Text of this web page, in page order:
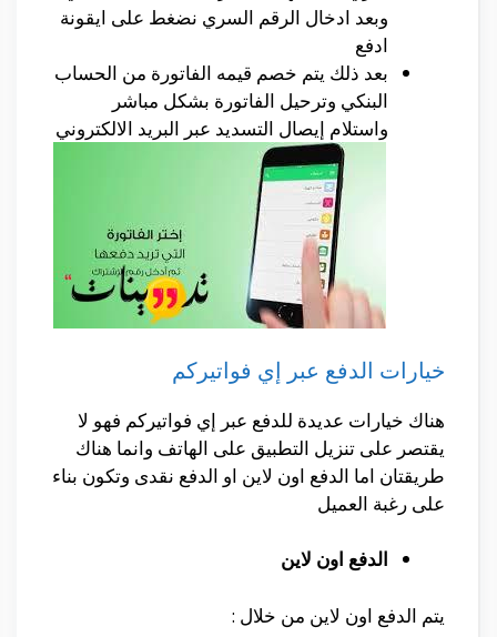
وبعد ادخال الرقم السري نضغط على ايقونة
ادفع
بعد ذلك يتم خصم قيمه الفاتورة من الحساب
البنكي وترحيل الفاتورة بشكل مباشر
واستلام إيصال التسديد عبر البريد الالكتروني
خيارات الدفع عبر إي فواتيركم
هناك خيارات عديدة للدفع عبر إي فواتيركم فهو لا
يقتصر على تنزيل التطبيق على الهاتف وانما هناك
طريقتان اما الدفع اون لاين او الدفع نقدى وتكون بناء
على رغبة العميل
الدفع اون لاين
يتم الدفع اون لاين من خلال :